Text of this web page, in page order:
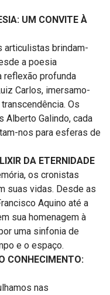
UM CONVITE À
brindam-
a poesia
reflexão profunda
Carlos, imersamo-
Os
Alberto Galindo, cada
nos para esferas de
DA ETERNIDADE
os cronistas
suas vidas. Desde as
Aquino até a
sua homenagem à
uma sinfonia de
e o espaço.
CONHECIMENTO:
nas